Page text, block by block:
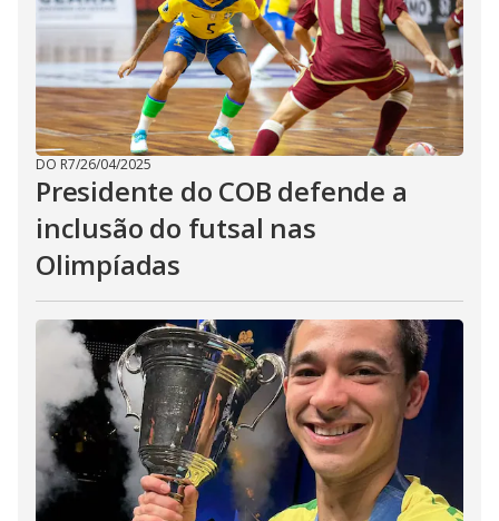
DO R7/26/04/2025
Presidente do COB defende a
inclusão do futsal nas
Olimpíadas